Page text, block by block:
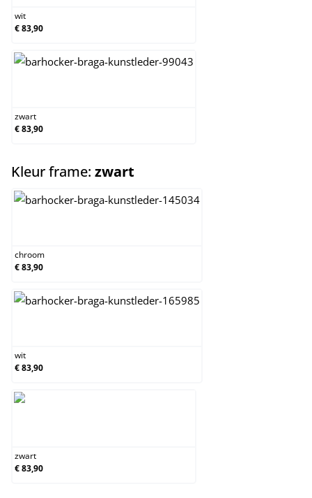
wit
€ 83,90
zwart
€ 83,90
Kleur frame: zwart
chroom
€ 83,90
wit
€ 83,90
zwart
€ 83,90